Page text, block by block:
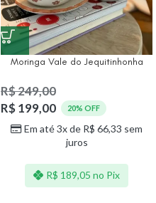
Moringa Vale do Jequitinhonha
R$249,00
R$199,00 20% OFF
Em até 3x de R$ 66,33 sem
juros
R$ 189,05 no Pix